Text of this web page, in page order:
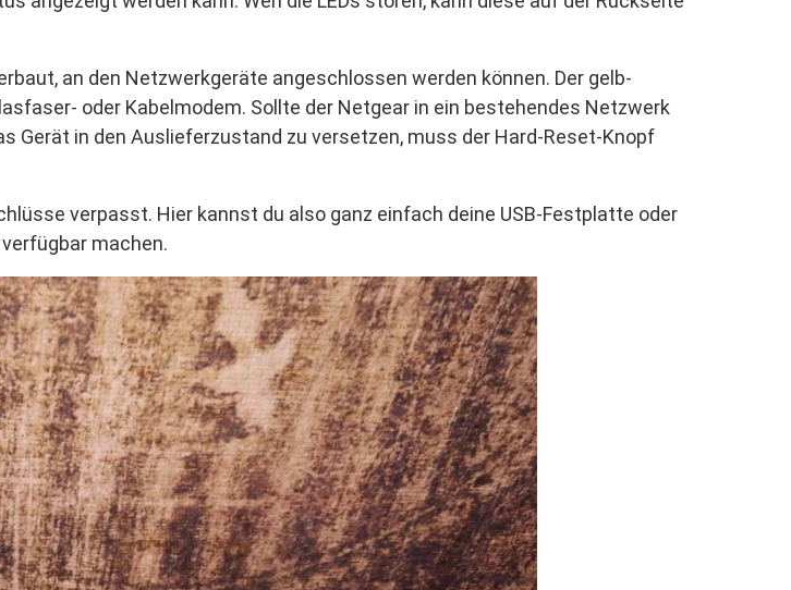
an den Netzwerkgeräte angeschlossen werden können. Der gelb-
oder Kabelmodem. Sollte der Netgear in ein bestehendes Netzwerk
Gerät in den Auslieferzustand zu versetzen, muss der Hard-Reset-Knopf
verpasst. Hier kannst du also ganz einfach deine USB-Festplatte oder
machen.